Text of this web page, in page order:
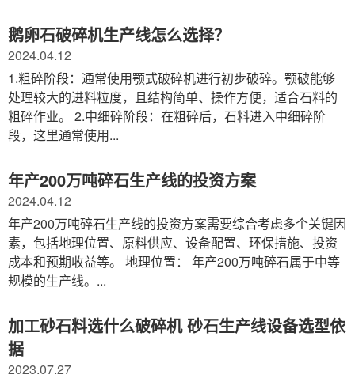
鹅卵石破碎机生产线怎么选择？
2024.04.12
1.粗碎阶段：通常使用颚式破碎机进行初步破碎。颚破能够
处理较大的进料粒度，且结构简单、操作方便，适合石料的
粗碎作业。 2.中细碎阶段：在粗碎后，石料进入中细碎阶
段，这里通常使用...
年产200万吨碎石生产线的投资方案
2024.04.12
年产200万吨碎石生产线的投资方案需要综合考虑多个关键因
素，包括地理位置、原料供应、设备配置、环保措施、投资
成本和预期收益等。 地理位置： 年产200万吨碎石属于中等
规模的生产线。...
加工砂石料选什么破碎机 砂石生产线设备选型依
据
2023.07.27